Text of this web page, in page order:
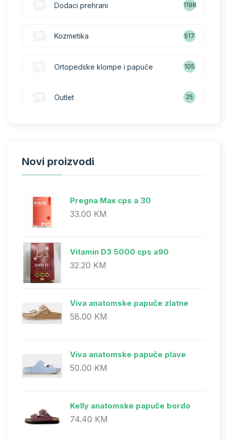
Dodaci prehrani 1198
Kozmetika 517
Ortopedske klompe i papuče 105
Outlet 25
Novi proizvodi
Pregna Max cps a 30
33.00 KM
Vitamin D3 5000 cps a90
32.20 KM
Viva anatomske papuče zlatne
58.00 KM
Viva anatomske papuče plave
50.00 KM
Kelly anatomske papuče bordo
74.40 KM